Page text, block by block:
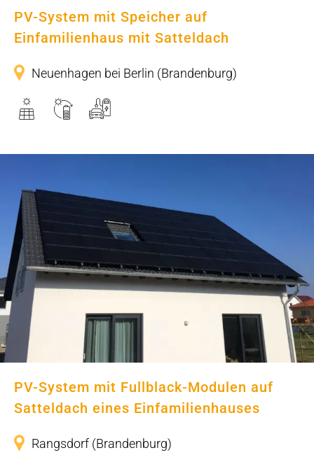
PV-System mit Speicher auf
Einfamilienhaus mit Satteldach
Neuenhagen bei Berlin (Brandenburg)
PV-System mit Fullblack-Modulen
auf Satteldach eines
Einfamilienhauses
PV-System mit Fullblack-Modulen auf
Satteldach eines Einfamilienhauses
Rangsdorf (Brandenburg)